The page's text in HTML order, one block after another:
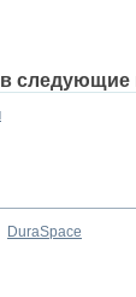
следующие
DuraSpace